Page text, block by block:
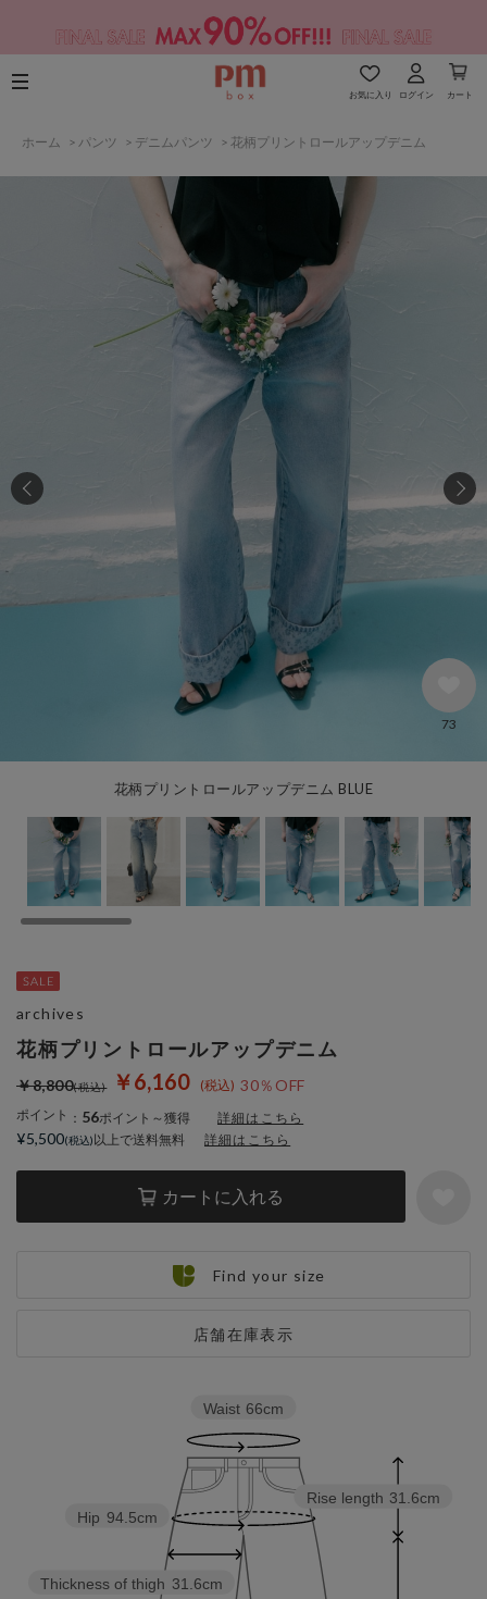
お気に入り ログイン カート
ホーム > パンツ > デニムパンツ > 花柄プリントロールアップデニム
花柄プリントロールアップデニム BLUE
73
花柄プリントロールアップデニム
￥6,160 30％OFF
￥8,800
ポイント ： 56ポイント～獲得 詳細はこちら
カートに入れる
店舗在庫表示
archives
¥5,500 以上で送料無料 詳細はこちら
Find your size
Rise length 31.6cm
Thickness of thigh 31.6cm
Hip 94.5cm
Waist 66cm